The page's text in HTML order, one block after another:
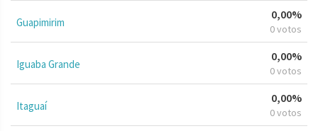
Guapimirim
0,00%
0 votos
Iguaba Grande
0,00%
0 votos
Itaguaí
0,00%
0 votos